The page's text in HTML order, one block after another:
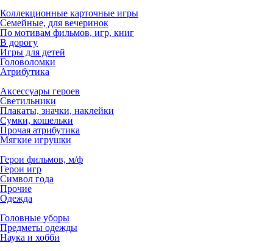
Коллекционные карточные игры
Семейные, для вечеринок
По мотивам фильмов, игр, книг
В дорогу
Игры для детей
Головоломки
Атрибутика
Аксессуары героев
Светильники
Плакаты, значки, наклейки
Сумки, кошельки
Прочая атрибутика
Мягкие игрушки
Герои фильмов, м/ф
Герои игр
Символ года
Прочие
Одежда
Головные уборы
Предметы одежды
Наука и хобби